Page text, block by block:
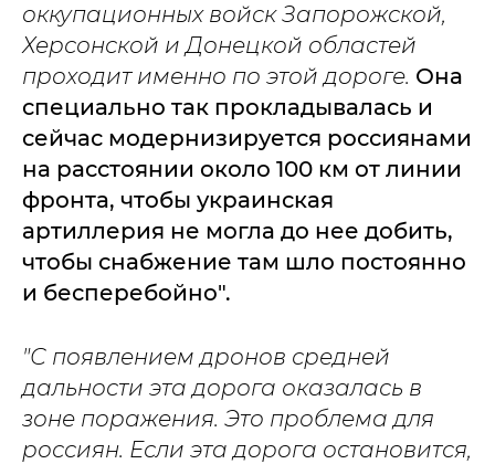
оккупационных войск Запорожской,
Херсонской и Донецкой областей
проходит именно по этой дороге. Она
специально так прокладывалась и
сейчас модернизируется россиянами
на расстоянии около 100 км от линии
фронта, чтобы украинская
артиллерия не могла до нее добить,
чтобы снабжение там шло постоянно
и бесперебойно".
"С появлением дронов средней
дальности эта дорога оказалась в
зоне поражения. Это проблема для
россиян. Если эта дорога остановится,